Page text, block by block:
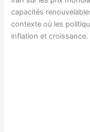
capacités
contexte où les
inflation et croissance.